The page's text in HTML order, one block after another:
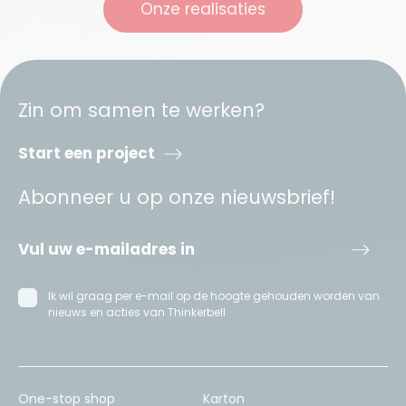
Onze realisaties
Zin om samen te werken?
Start een project
Abonneer u op onze nieuwsbrief!
Ik wil graag per e-mail op de hoogte gehouden worden van
nieuws en acties van Thinkerbell
One-stop shop Karton